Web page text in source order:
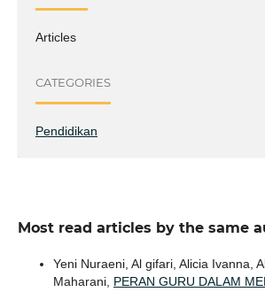
Articles
CATEGORIES
Pendidikan
Most read articles by the same
Yeni Nuraeni, Al gifari, Alicia Ivanna,
Maharani, PERAN GURU DALAM